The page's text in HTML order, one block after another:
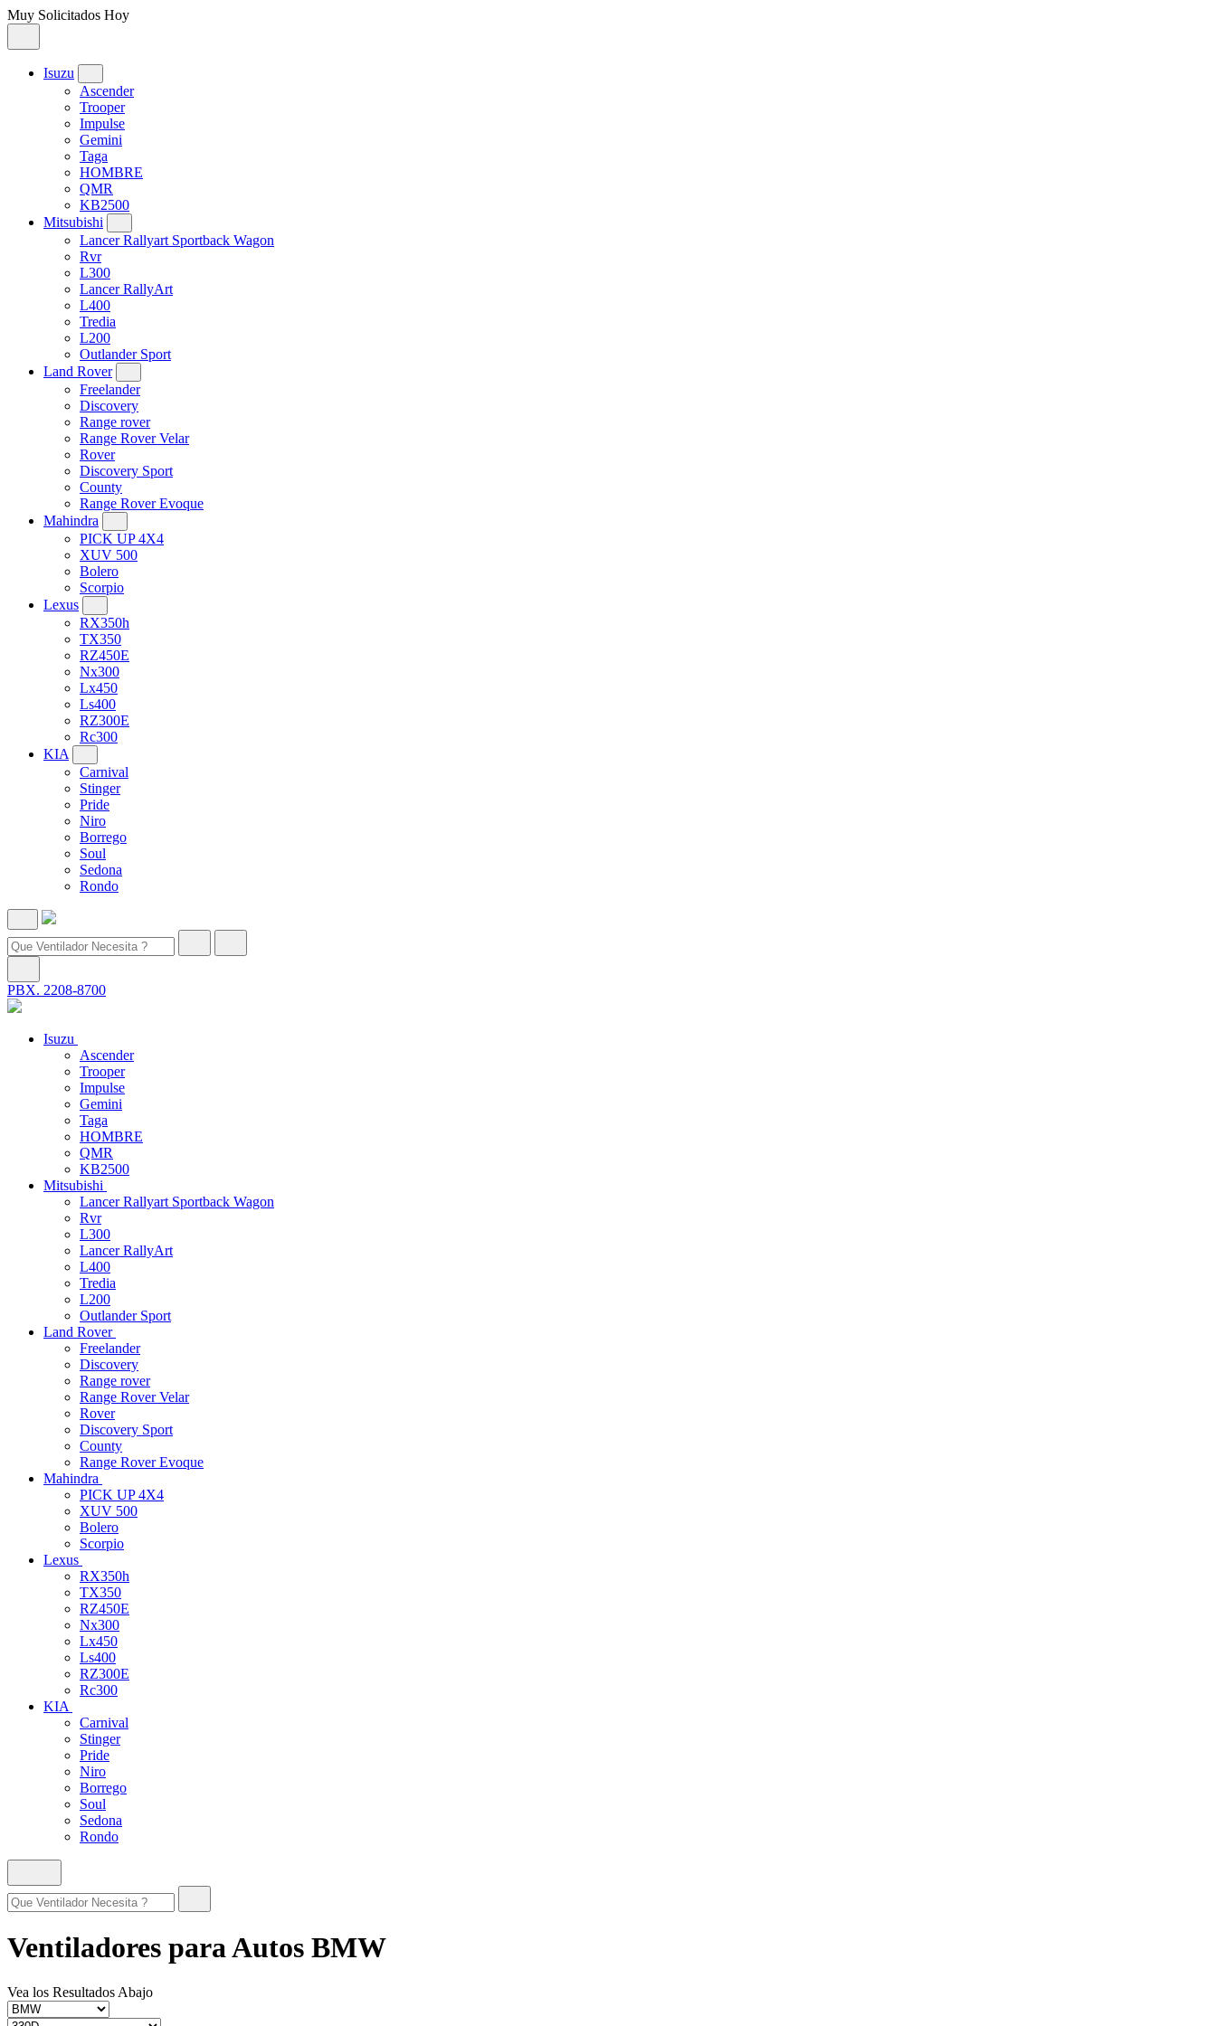
Muy Solicitados Hoy
Isuzu
Ascender
Trooper
Impulse
Gemini
Taga
HOMBRE
QMR
KB2500
Mitsubishi
Lancer Rallyart Sportback Wagon
Rvr
L300
Lancer RallyArt
L400
Tredia
L200
Outlander Sport
Land Rover
Freelander
Discovery
Range rover
Range Rover Velar
Rover
Discovery Sport
County
Range Rover Evoque
Mahindra
PICK UP 4X4
XUV 500
Bolero
Scorpio
Lexus
RX350h
TX350
RZ450E
Nx300
Lx450
Ls400
RZ300E
Rc300
KIA
Carnival
Stinger
Pride
Niro
Borrego
Soul
Sedona
Rondo
PBX. 2208-8700
Isuzu
Ascender
Trooper
Impulse
Gemini
Taga
HOMBRE
QMR
KB2500
Mitsubishi
Lancer Rallyart Sportback Wagon
Rvr
L300
Lancer RallyArt
L400
Tredia
L200
Outlander Sport
Land Rover
Freelander
Discovery
Range rover
Range Rover Velar
Rover
Discovery Sport
County
Range Rover Evoque
Mahindra
PICK UP 4X4
XUV 500
Bolero
Scorpio
Lexus
RX350h
TX350
RZ450E
Nx300
Lx450
Ls400
RZ300E
Rc300
KIA
Carnival
Stinger
Pride
Niro
Borrego
Soul
Sedona
Rondo
Ventiladores para Autos BMW
Vea los Resultados Abajo